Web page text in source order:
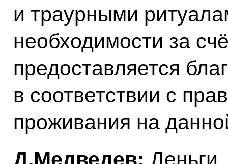
и траурными
необходимости за
предоставляется
в соответствии с
проживания на